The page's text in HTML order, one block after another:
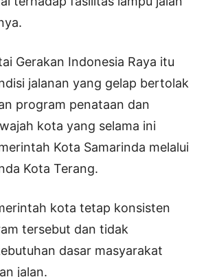
Gerakan Indonesia Raya itu
jalanan yang gelap bertolak
program penataan dan
kota yang selama ini
Kota Samarinda melalui
Kota Terang.
kota tetap konsisten
tersebut dan tidak
dasar masyarakat
jalan.